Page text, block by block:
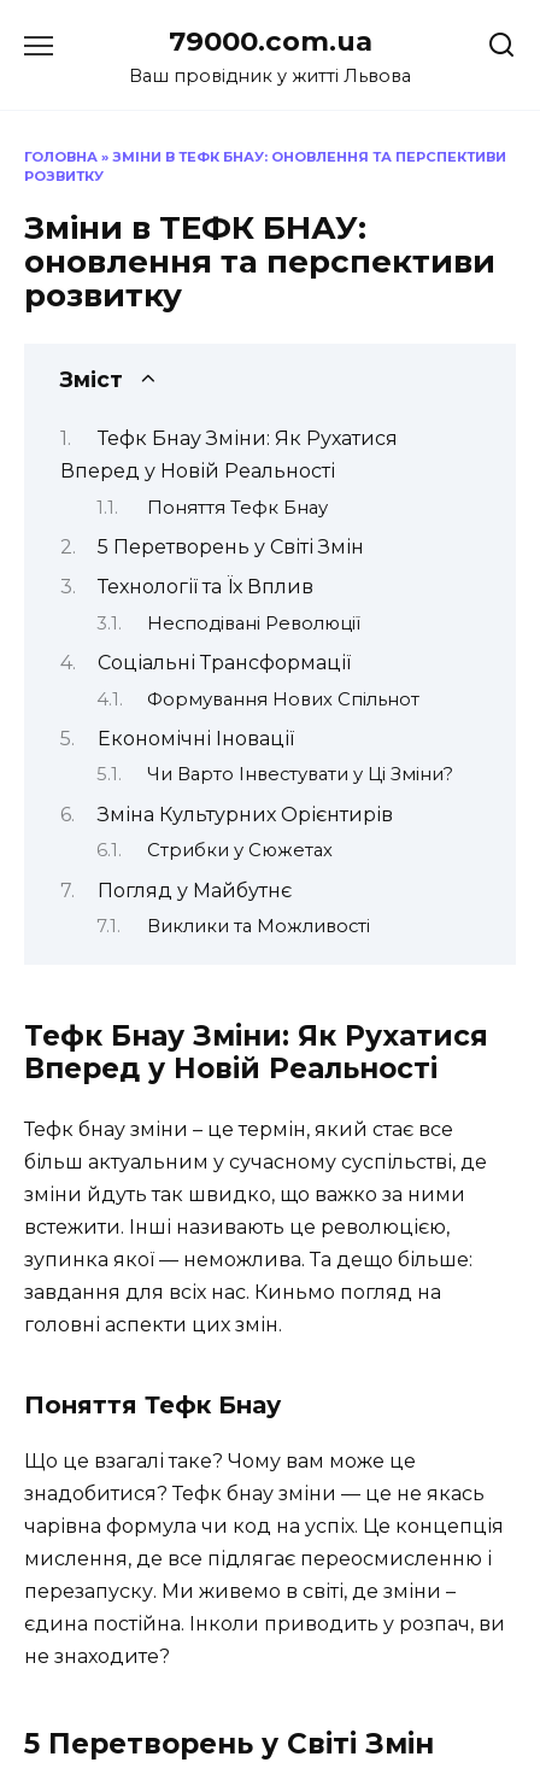
до
79000.com.ua
Ваш провідник у житті Львова
ГОЛОВНА » ЗМІНИ В ТЕФК БНАУ: ОНОВЛЕННЯ ТА ПЕРСПЕКТИВИ
РОЗВИТКУ
Зміни в ТЕФК БНАУ:
оновлення та перспективи
розвитку
Зміст
Тефк Бнау Зміни: Як Рухатися
Вперед у Новій Реальності
Поняття Тефк Бнау
5 Перетворень у Світі Змін
Технології та Їх Вплив
Несподівані Революції
Соціальні Трансформації
Формування Нових Спільнот
Економічні Іновації
Чи Варто Інвестувати у Ці Зміни?
Зміна Культурних Орієнтирів
Стрибки у Сюжетах
Погляд у Майбутнє
Виклики та Можливості
Тефк Бнау Зміни: Як Рухатися
Вперед у Новій Реальності
Тефк бнау зміни – це термін, який стає все
більш актуальним у сучасному суспільстві, де
зміни йдуть так швидко, що важко за ними
встежити. Інші називають це революцією,
зупинка якої — неможлива. Та дещо більше:
завдання для всіх нас. Киньмо погляд на
головні аспекти цих змін.
Поняття Тефк Бнау
Що це взагалі таке? Чому вам може це
знадобитися? Тефк бнау зміни — це не якась
чарівна формула чи код на успіх. Це концепція
мислення, де все підлягає переосмисленню і
перезапуску. Ми живемо в світі, де зміни –
єдина постійна. Інколи приводить у розпач, ви
не знаходите?
5 Перетворень у Світі Змін